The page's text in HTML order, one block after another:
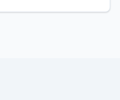
gratuitamente